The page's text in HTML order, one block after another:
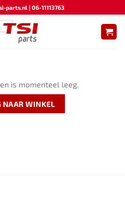
parts.nl | 06-11113763
is momenteel leeg.
NAAR WINKEL